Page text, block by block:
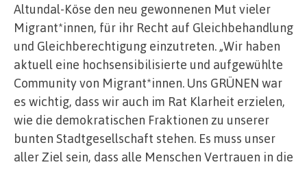
Altundal-Köse den neu gewonnenen Mut vieler
Migrant*innen, für ihr Recht auf Gleichbehandlung
und Gleichberechtigung einzutreten. „Wir haben
aktuell eine hochsensibilisierte und aufgewühlte
Community von Migrant*innen. Uns GRÜNEN war
es wichtig, dass wir auch im Rat Klarheit erzielen,
wie die demokratischen Fraktionen zu unserer
bunten Stadtgesellschaft stehen. Es muss unser
aller Ziel sein, dass alle Menschen Vertrauen in die